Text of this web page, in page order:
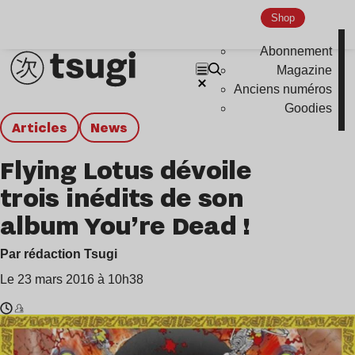
Shop
Abonnement
Magazine
Anciens numéros
Goodies
Articles news
Flying Lotus dévoile
trois inédits de son
album You’re Dead !
Par rédaction Tsugi
Le 23 mars 2016 à 10h38
Temps
de
Flying
Lotus